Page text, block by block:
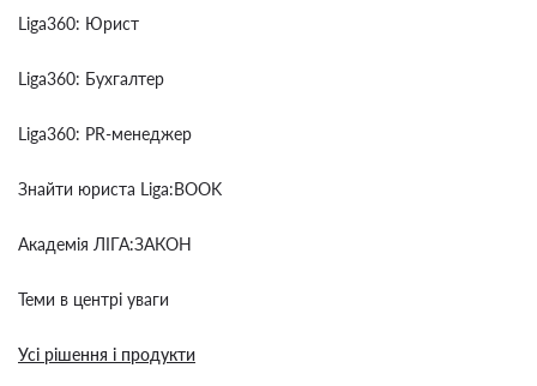
Liga360: Юрист
Liga360: Бухгалтер
Liga360: PR-менеджер
Знайти юриста Liga:BOOK
Академія ЛІГА:ЗАКОН
Теми в центрі уваги
Усі рішення і продукти